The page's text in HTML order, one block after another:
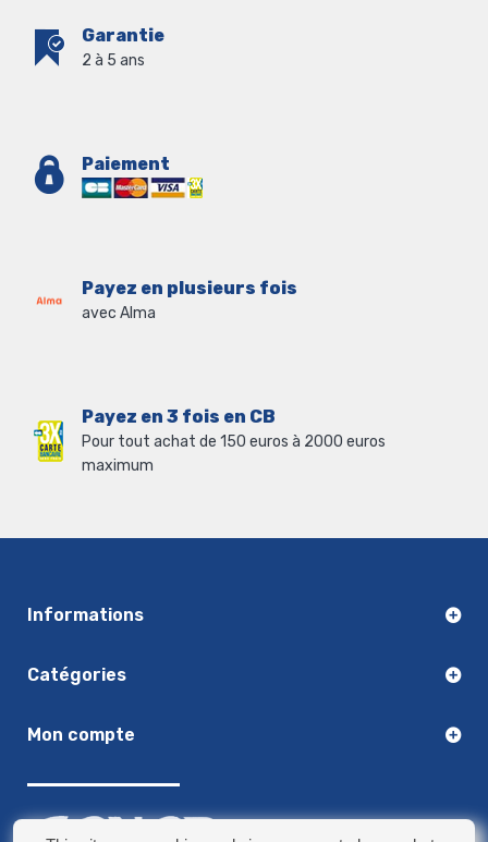
Garantie
2 à 5 ans
Paiement
Payez en plusieurs fois
avec Alma
Payez en 3 fois en CB
Pour tout achat de 150 euros à 2000 euros
maximum
Informations
Catégories
Mon compte